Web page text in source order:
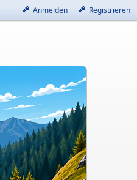
Anmelden Registrieren